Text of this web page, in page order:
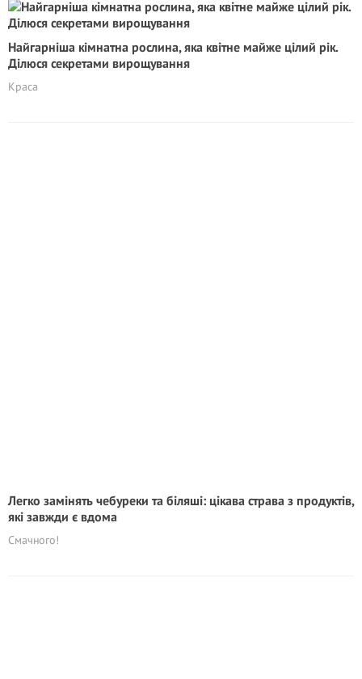
Найгарніша кімнатна рослина, яка квітне майже цілий рік.
Ділюся секретами вирощування
Краса
Легко замінять чебуреки та біляші: цікава страва з продуктів,
які завжди є вдома
Смачного!